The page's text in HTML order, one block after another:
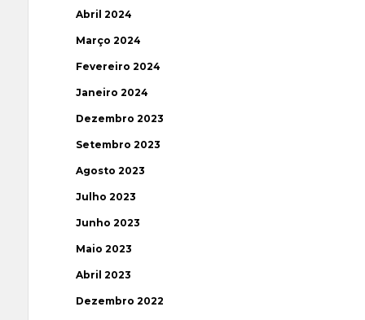
Abril 2024
Março 2024
Fevereiro 2024
Janeiro 2024
Dezembro 2023
Setembro 2023
Agosto 2023
Julho 2023
Junho 2023
Maio 2023
Abril 2023
Dezembro 2022